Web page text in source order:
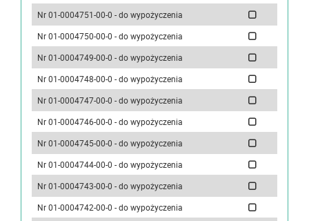
Nr 01-0004751-00-0 - do wypożyczenia
Nr 01-0004750-00-0 - do wypożyczenia
Nr 01-0004749-00-0 - do wypożyczenia
Nr 01-0004748-00-0 - do wypożyczenia
Nr 01-0004747-00-0 - do wypożyczenia
Nr 01-0004746-00-0 - do wypożyczenia
Nr 01-0004745-00-0 - do wypożyczenia
Nr 01-0004744-00-0 - do wypożyczenia
Nr 01-0004743-00-0 - do wypożyczenia
Nr 01-0004742-00-0 - do wypożyczenia